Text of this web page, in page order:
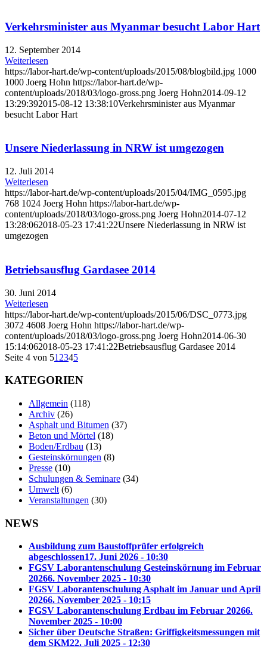
Verkehrsminister aus Myanmar besucht Labor Hart
12. September 2014
Weiterlesen
https://labor-hart.de/wp-content/uploads/2015/08/blogbild.jpg 1000
1000 Joerg Hohn https://labor-hart.de/wp-
content/uploads/2018/03/logo-gross.png Joerg Hohn2014-09-12
13:29:392015-08-12 13:38:10Verkehrsminister aus Myanmar
besucht Labor Hart
Unsere Niederlassung in NRW ist umgezogen
12. Juli 2014
Weiterlesen
https://labor-hart.de/wp-content/uploads/2015/04/IMG_0595.jpg
768 1024 Joerg Hohn https://labor-hart.de/wp-
content/uploads/2018/03/logo-gross.png Joerg Hohn2014-07-12
13:28:062018-05-23 17:41:22Unsere Niederlassung in NRW ist
umgezogen
Betriebsausflug Gardasee 2014
30. Juni 2014
Weiterlesen
https://labor-hart.de/wp-content/uploads/2015/06/DSC_0773.jpg
3072 4608 Joerg Hohn https://labor-hart.de/wp-
content/uploads/2018/03/logo-gross.png Joerg Hohn2014-06-30
15:14:062018-05-23 17:41:22Betriebsausflug Gardasee 2014
Seite 4 von 51 2345
KATEGORIEN
Allgemein (118)
Archiv (26)
Asphalt und Bitumen (37)
Beton und Mörtel (18)
Boden/Erdbau (13)
Gesteinskörnungen (8)
Presse (10)
Schulungen & Seminare (34)
Umwelt (6)
Veranstaltungen (30)
NEWS
Ausbildung zum Baustoffprüfer erfolgreich
abgeschlossen17. Juni 2026 - 10:30
FGSV Laborantenschulung Gesteinskörnung im Februar
20266. November 2025 - 10:30
FGSV Laborantenschulung Asphalt im Januar und April
20266. November 2025 - 10:15
FGSV Laborantenschulung Erdbau im Februar 20266.
November 2025 - 10:00
Sicher über Deutsche Straßen: Griffigkeitsmessungen mit
dem SKM22. Juli 2025 - 12:30